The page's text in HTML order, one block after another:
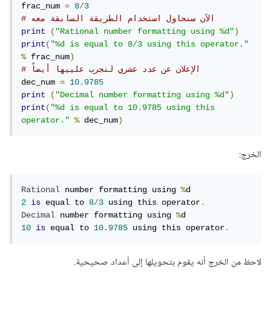
frac_num = 8/3
# الآن سنحاول استخدام الطريقة السابقة معه
print
("Rational number formatting using %d")
print("%d is equal to 8/3 using this operator."
% frac_num)
# الإعلان عن عدد عشري لنجرب علييها أيضاً
dec_num =
10.9785
print
("Decimal number formatting using %d")
print("%d is equal to 10.9785 using this
operator."
% dec_num)
الخرج:
Rational number formatting using %
2
is equal to 8/3 using this operator.
Decimal number formatting using %
10
is equal to 10.9785 using this operator.
لاحظ من الخرج أنه يقوم بتحويلها إلى أعداد صحيحية.